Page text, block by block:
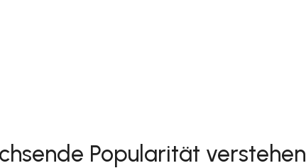
Popularität verstehen